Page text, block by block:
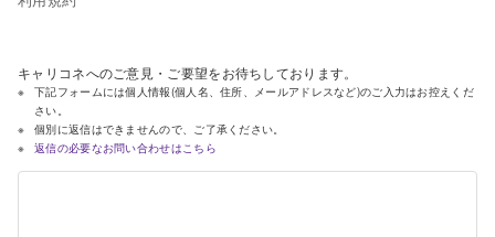
キャリコネへのご意見・ご要望をお待ちしております。
下記フォームには個人情報(個人名、住所、メールアドレスなど)のご入力はお控えくだ
さい。
個別に返信はできませんので、ご了承ください。
返信の必要なお問い合わせはこちら